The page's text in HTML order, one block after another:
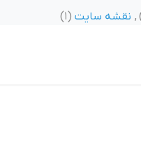
, نقشه سایت (1)